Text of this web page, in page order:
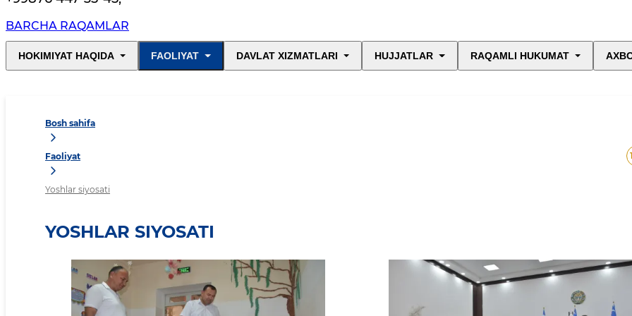
BARCHA RAQAMLAR
HOKIMIYAT HAQIDA FAOLIYAT DAVLAT XIZMATLARI HUJJATLAR RAQAMLI HUKUMAT
Bosh sahifa
Faoliyat
Yoshlar siyosati
YOSHLAR SIYOSATI